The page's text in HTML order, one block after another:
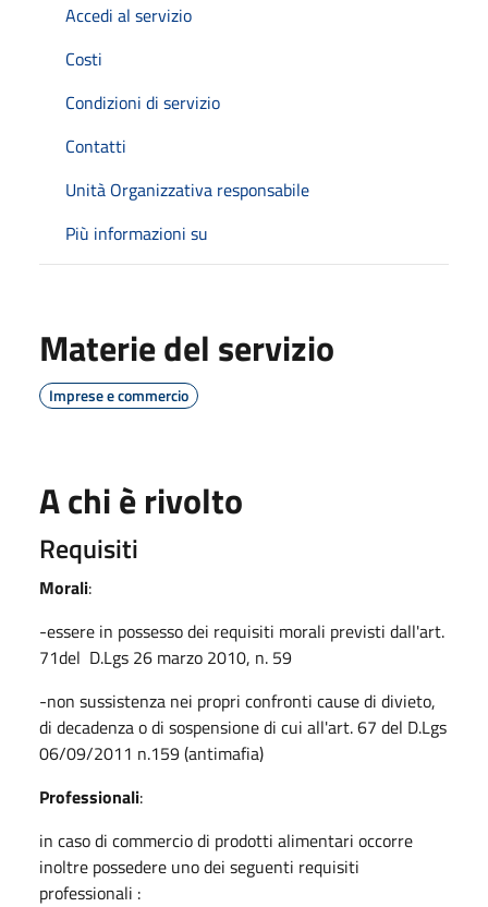
Accedi al servizio
Costi
Condizioni di servizio
Contatti
Unità Organizzativa responsabile
Più informazioni su
Materie del servizio
Imprese e commercio
A chi è rivolto
Requisiti
Morali:
-essere in possesso dei requisiti morali previsti dall'art.
71del D.Lgs 26 marzo 2010, n. 59
-non sussistenza nei propri confronti cause di divieto,
di decadenza o di sospensione di cui all'art. 67 del D.Lgs
06/09/2011 n.159 (antimafia)
Professionali:
in caso di commercio di prodotti alimentari occorre
inoltre possedere uno dei seguenti requisiti
professionali :